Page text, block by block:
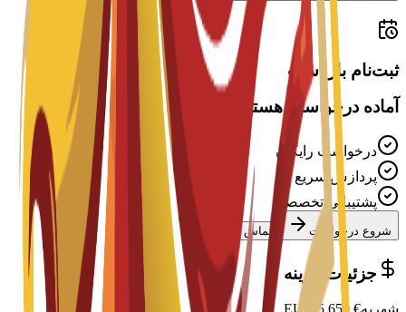
ثبت‌نام باز است
آماده درخواست هستید؟
درخواست رایگان
پردازش سریع
پشتیبانی تخصصی
شروع درخواست تماس با مشاور
جزئیات هزینه